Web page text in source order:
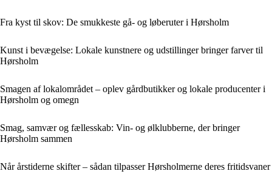
Fra kyst til skov: De smukkeste gå- og løberuter i Hørsholm
Kunst i bevægelse: Lokale kunstnere og udstillinger bringer farver til
Hørsholm
Smagen af lokalområdet – oplev gårdbutikker og lokale producenter i
Hørsholm og omegn
Smag, samvær og fællesskab: Vin- og ølklubberne, der bringer
Hørsholm sammen
Når årstiderne skifter – sådan tilpasser Hørsholmerne deres fritidsvaner